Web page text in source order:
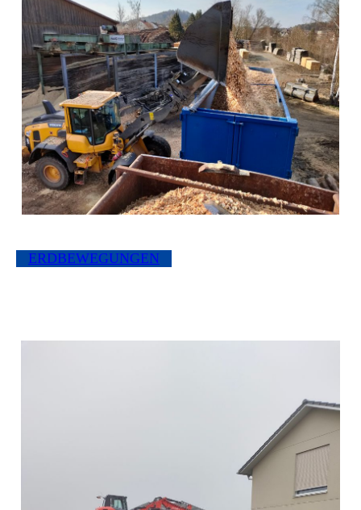
ERDBEWEGUNGEN